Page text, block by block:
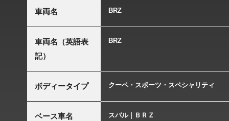
車両名 BRZ
車両名（英語表
記）
BRZ
ボディータイプ クーペ・スポーツ・スペシャリティ
ベース車名 スバル | ＢＲＺ